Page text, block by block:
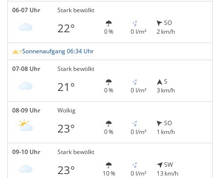
06-07 Uhr Stark bewölkt
22° 0 % 0 l/m²
SO
2 km/h
Sonnenaufgang 06:34 Uhr
07-08 Uhr Stark bewölkt
21° 0 % 0 l/m²
S
3 km/h
08-09 Uhr Wolkig
23° 0 % 0 l/m²
SO
1 km/h
09-10 Uhr Stark bewölkt
23° 10 % 0 l/m²
SW
13 km/h